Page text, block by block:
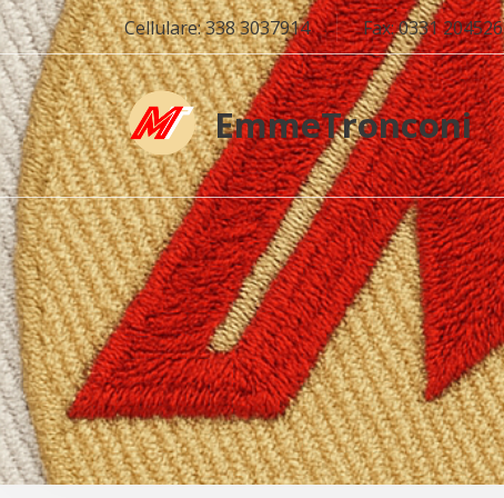
Cellulare: 338 3037914 Fax: 0331 204526
EmmeTronconi